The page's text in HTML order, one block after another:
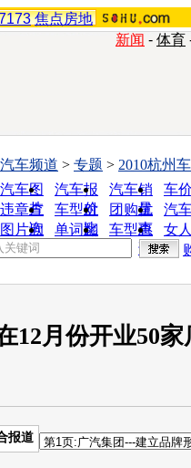
焦点房地
新闻 - 体育
汽车图
片
汽车报
价
汽车销
量
车
违章查
询
车型对
比
团购优
惠
汽
图片欣
赏
单词翻
车型查
询
女
汽车频道 > 专题 > 2010杭州车
12月份开业50家
报道